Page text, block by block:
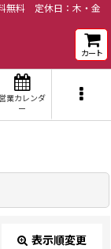
無料 定休日：木・金
カート
営業カレンダ
ー
表示順変更